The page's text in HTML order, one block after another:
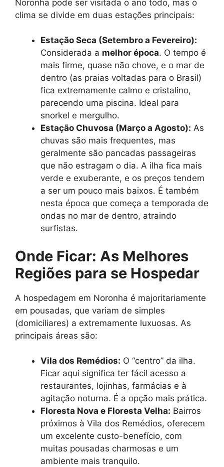
Noronha pode ser visitada o ano todo, mas o
clima se divide em duas estações principais:
Estação Seca (Setembro a Fevereiro):
Considerada a melhor época. O tempo é
mais firme, quase não chove, e o mar de
dentro (as praias voltadas para o Brasil)
fica extremamente calmo e cristalino,
parecendo uma piscina. Ideal para
snorkel e mergulho.
Estação Chuvosa (Março a Agosto): As
chuvas são mais frequentes, mas
geralmente são pancadas passageiras
que não estragam o dia. A ilha fica mais
verde e exuberante, e os preços tendem
a ser um pouco mais baixos. É também
nesta época que começa a temporada de
ondas no mar de dentro, atraindo
surfistas.
Onde Ficar: As Melhores
Regiões para se Hospedar
A hospedagem em Noronha é majoritariamente
em pousadas, que variam de simples
(domiciliares) a extremamente luxuosas. As
principais áreas são:
Vila dos Remédios: O “centro” da ilha.
Ficar aqui significa ter fácil acesso a
restaurantes, lojinhas, farmácias e à
agitação noturna. É a opção mais prática.
Floresta Nova e Floresta Velha: Bairros
próximos à Vila dos Remédios, oferecem
um excelente custo-benefício, com
muitas pousadas charmosas e um
ambiente mais tranquilo.